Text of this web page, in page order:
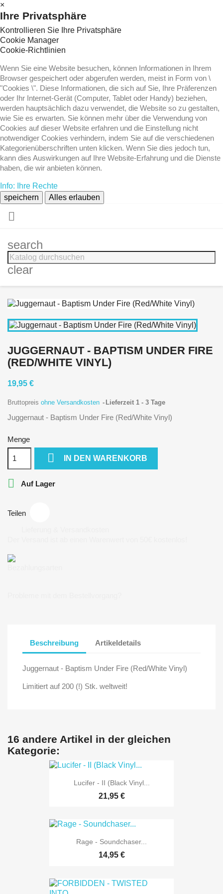
×
Ihre Privatsphäre
Kontrollieren Sie Ihre Privatsphäre
Cookie Manager
Cookie-Richtlinien
Wenn Sie eine Website besuchen, können Informationen in Ihrem
Browser gespeichert oder abgerufen werden, meist in Form von \
"Cookies \". Diese Informationen, die sich auf Sie, Ihre Präferenzen
oder Ihr Internet-Gerät (Computer, Tablet oder Handy) beziehen,
werden hauptsächlich dazu verwendet, die Website so zu gestalten,
wie Sie es erwarten. Sie können mehr über die Verwendung von
Cookies auf dieser Website erfahren und die Einstellung nicht
notwendiger Cookies verhindern, indem Sie auf die verschiedenen
Kategorienüberschriften unten klicken. Wenn Sie dies jedoch tun,
kann dies Auswirkungen auf Ihre Website-Erfahrung und die Dienste
haben, die wir anbieten können.
Info: Ihre Rechte
speichern
Alles erlauben

search
clear
JUGGERNAUT - BAPTISM UNDER FIRE
(RED/WHITE VINYL)
19,95 €
Bruttopreis ohne Versandkosten Lieferzeit 1 - 3 Tage
Juggernaut - Baptism Under Fire (Red/White Vinyl)
Menge
 IN DEN WARENKORB
 Auf Lager
Teilen
Beschreibung Artikeldetails
Juggernaut - Baptism Under Fire (Red/White Vinyl)
Limitiert auf 200 (!) Stk. weltweit!
16 andere Artikel in der gleichen
Kategorie:
Lucifer - II (Black Vinyl...
21,95 €
Rage - Soundchaser...
14,95 €